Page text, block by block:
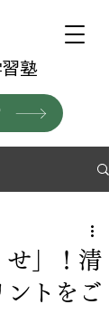
塾
せ」！清
ントをご